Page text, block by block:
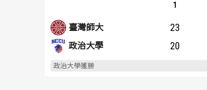
1
臺灣師大 23
20
政治大學
政治大學獲勝